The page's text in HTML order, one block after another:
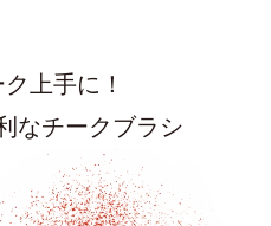
上手に！
なチークブラシ